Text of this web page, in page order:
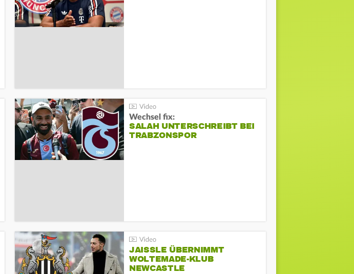
Wechsel fix:
SALAH UNTERSCHREIBT BEI
TRABZONSPOR
JAISSLE ÜBERNIMMT
WOLTEMADE-KLUB
NEWCASTLE